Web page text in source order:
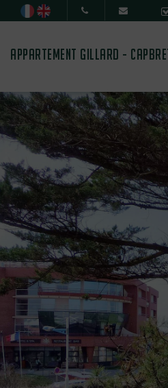
APPARTEMENT GILLARD -